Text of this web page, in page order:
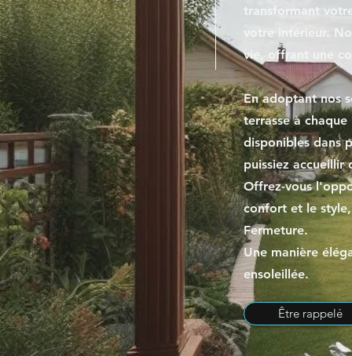
transformant
votre intérieur.
vie, offrant une
En adoptant nos
terrasse à
disponibles dans
puissiez
Offrez-vous
confort et le
Fermeture.
Une manière
ensoleillée.
Être rappelé